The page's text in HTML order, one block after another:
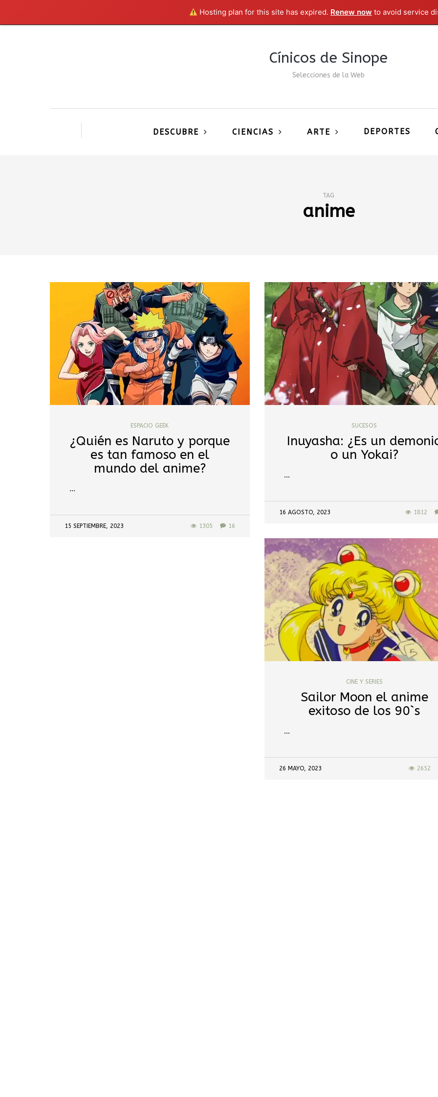
Hosting plan for this site has expired. Renew now to avoid service
Cínicos de Sinope
Selecciones de la Web
DESCUBRE CIENCIAS ARTE DEPORTES
TAG
anime
ESPACIO GEEK
¿Quién es Naruto y porque
es tan famoso en el
mundo del anime?
…
15 SEPTIEMBRE, 2023 16
1305
SUCESOS
Inuyasha: ¿Es un
o un Yokai?
…
16 AGOSTO, 2023 1812
CINE Y SERIES
Sailor Moon el anime
exitoso de los 90`s
…
26 MAYO, 2023 2652